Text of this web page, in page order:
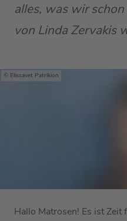
alles, was wir
von Linda Zervakis
Elissavet Patrikion
Hallo Matrosen! Es ist Zeit